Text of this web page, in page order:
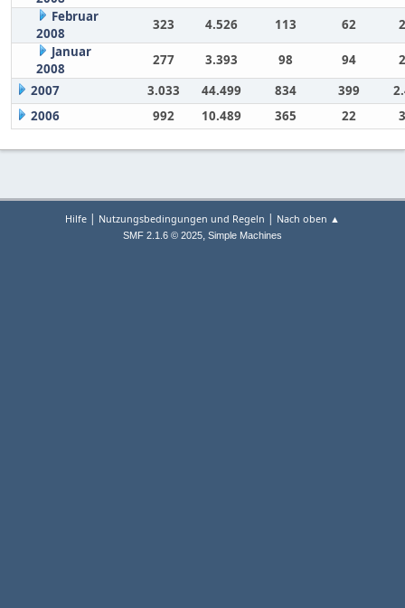
Februar
2008
323 4.526 113 62
Januar
2008
277 3.393 98 94
2007
3.033 44.499 834 399
2006
992 10.489 365 22
Hilfe | Nutzungsbedingungen und Regeln | Nach oben ▲
SMF 2.1.6 © 2025, Simple Machines